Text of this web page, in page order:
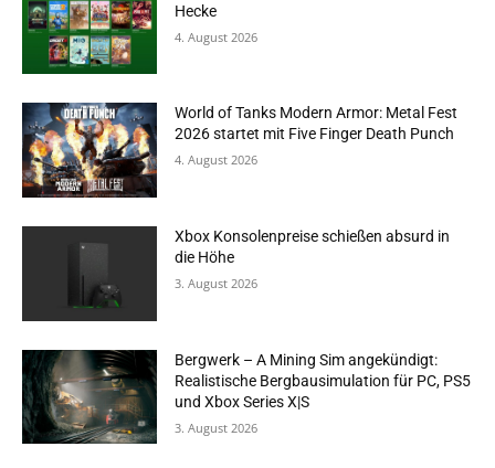
Hecke
4. August 2026
World of Tanks Modern Armor: Metal Fest
2026 startet mit Five Finger Death Punch
4. August 2026
Xbox Konsolenpreise schießen absurd in
die Höhe
3. August 2026
Bergwerk – A Mining Sim angekündigt:
Realistische Bergbausimulation für PC, PS5
und Xbox Series X|S
3. August 2026